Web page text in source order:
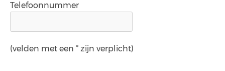
Telefoonnummer
(velden met een * zijn verplicht)